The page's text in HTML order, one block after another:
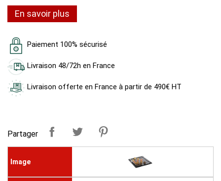
En savoir plus
Paiement 100% sécurisé
Livraison 48/72h en France
Livraison offerte en France à partir de 490€ HT
Partager